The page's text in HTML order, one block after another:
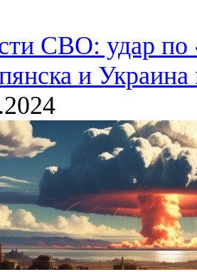
СВО: удар по
и